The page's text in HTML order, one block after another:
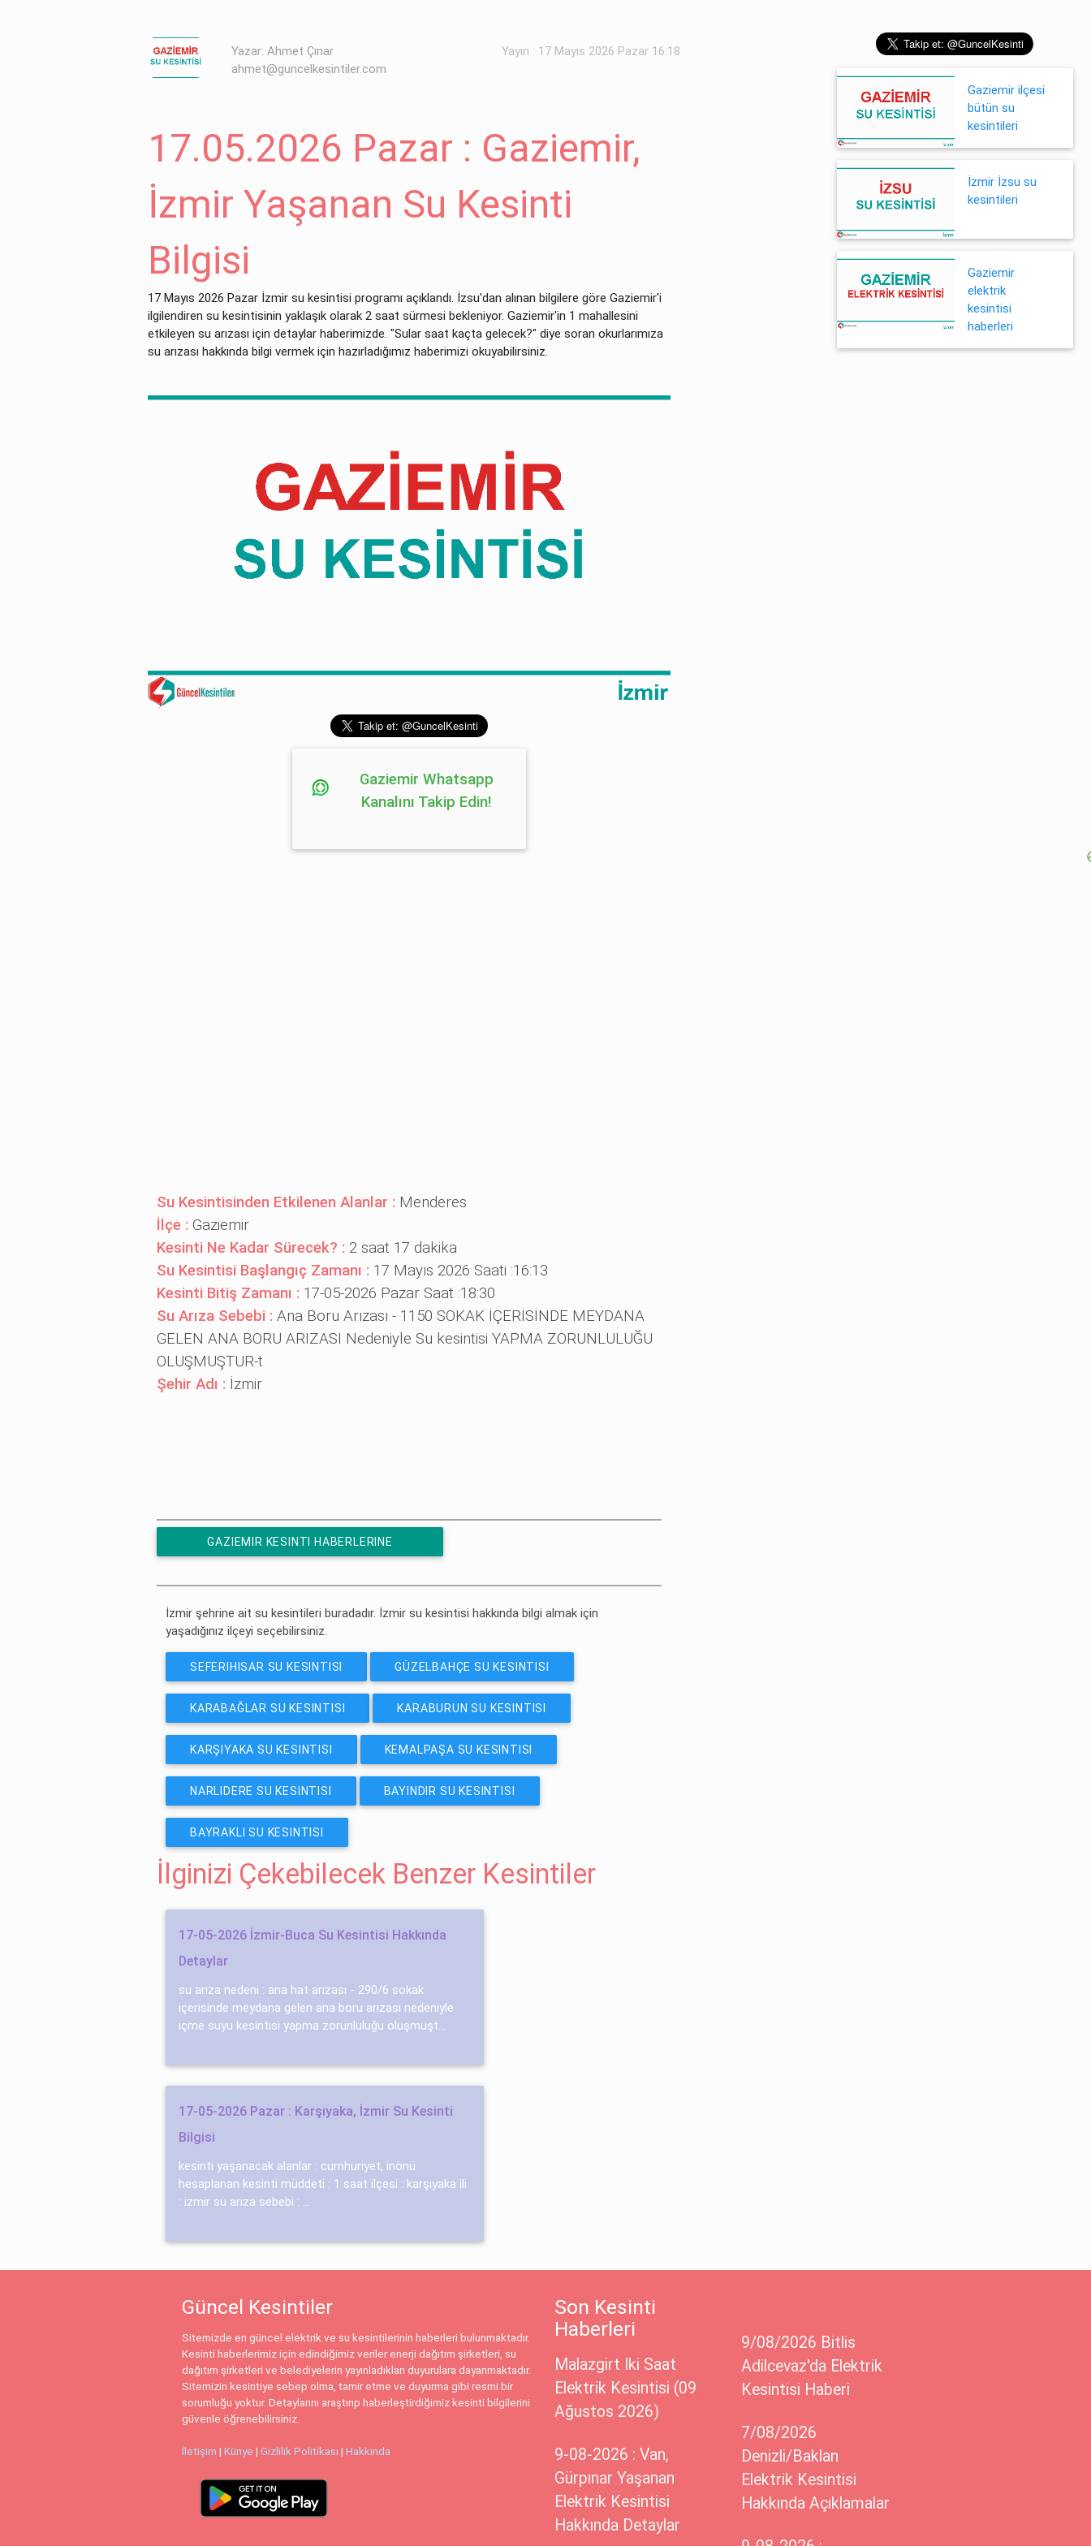
Yazar: Ahmet Çınar
ahmet@guncelkesintiler.com
Yayın : 17 Mayıs 2026 Pazar 16:18
17.05.2026 Pazar : Gaziemir,
İzmir Yaşanan Su Kesinti
Bilgisi
17 Mayıs 2026 Pazar İzmir su kesintisi programı açıklandı. İzsu'dan alınan bilgilere göre Gaziemir'i
ilgilendiren su kesintisinin yaklaşık olarak 2 saat sürmesi bekleniyor. Gaziemir'in 1 mahallesini
etkileyen su arızası için detaylar haberimizde. "Sular saat kaçta gelecek?" diye soran okurlarımıza
su arızası hakkında bilgi vermek için hazırladığımız haberimizi okuyabilirsiniz.
Gaziemir Whatsapp
Kanalını Takip Edin!
Su Kesintisinden Etkilenen Alanlar : Menderes
İlçe : Gaziemir
Kesinti Ne Kadar Sürecek? : 2 saat 17 dakika
Su Kesintisi Başlangıç Zamanı : 17 Mayıs 2026 Saati :16:13
Kesinti Bitiş Zamanı : 17-05-2026 Pazar Saat :18:30
Su Arıza Sebebi : Ana Boru Arızası - 1150 SOKAK İÇERİSİNDE MEYDANA
GELEN ANA BORU ARIZASI Nedeniyle Su kesintisi YAPMA ZORUNLULUĞU
OLUŞMUŞTUR-t
Şehir Adı : İzmir
GAZIEMIR KESINTI HABERLERINE
İzmir şehrine ait su kesintileri buradadır. İzmir su kesintisi hakkında bilgi almak için
yaşadığınız ilçeyi seçebilirsiniz.
SEFERIHISAR SU KESINTISI GÜZELBAHÇE SU KESINTISI
KARABAĞLAR SU KESINTISI KARABURUN SU KESINTISI
KARŞIYAKA SU KESINTISI KEMALPAŞA SU KESINTISI
NARLIDERE SU KESINTISI BAYINDIR SU KESINTISI
BAYRAKLI SU KESINTISI
İlginizi Çekebilecek Benzer Kesintiler
17-05-2026 İzmir-Buca Su Kesintisi Hakkında
Detaylar
su arıza nedeni : ana hat arızası - 290/6 sokak
içerisinde meydana gelen ana boru arızası nedeniyle
ıçme suyu kesintisi yapma zorunluluğu oluşmuşt...
17-05-2026 Pazar : Karşıyaka, İzmir Su Kesinti
Bilgisi
kesinti yaşanacak alanlar : cumhuri̇yet, i̇nönü
hesaplanan kesinti müddeti : 1 saat ilçesi : karşıyaka ili
: izmir su arıza sebebi : ...
Gaziemir ilçesi
bütün su
kesintileri
İzmir İzsu su
kesintileri
Gaziemir
elektrik
kesintisi
haberleri
Güncel Kesintiler
Sitemizde en güncel elektrik ve su kesintilerinin haberleri bulunmaktadır.
Kesinti haberlerimiz için edindiğimiz veriler enerji dağıtım şirketleri, su
dağıtım şirketleri ve belediyelerin yayınladıkları duyurulara dayanmaktadır.
Sitemizin kesintiye sebep olma, tamir etme ve duyurma gibi resmi bir
sorumluğu yoktur. Detaylarını araştırıp haberleştirdiğimiz kesinti bilgilerini
güvenle öğrenebilirsiniz.
İletişim |Künye |Gizlilik Politikası |Hakkında
Son Kesinti
Haberleri
Malazgirt Iki Saat
Elektrik Kesintisi (09
Ağustos 2026)
9-08-2026 : Van,
Gürpınar Yaşanan
Elektrik Kesintisi
Hakkında Detaylar
9/08/2026 Bitlis
Adilcevaz'da Elektrik
Kesintisi Haberi
7/08/2026
Denizli/Baklan
Elektrik Kesintisi
Hakkında Açıklamalar